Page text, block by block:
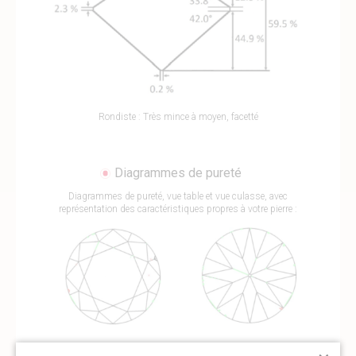
Rondiste : Très mince à moyen, facetté
Diagrammes de pureté
En vert : les caractéristiques externes du
diamant
En rouge : les caractéristiques interne du
diamant
En noir : les autres caractéristiques (facettes
supplémentaires, gravure… etc)
Diagrammes de pureté, vue table et vue culasse, avec
représentation des caractéristiques propres à votre pierre :